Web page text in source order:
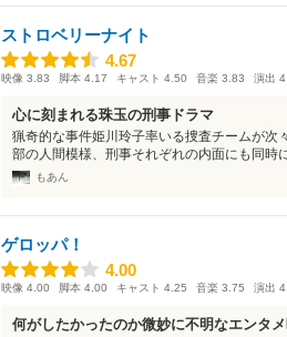
ストロベリーナイト
4.67
4.67
映像 3.83 脚本 4.17 キャスト 4.50 音楽 3.83 演出
心に刻まれる珠玉の刑事ドラマ
猟奇的な事件姫川玲子率いる捜査チームが次
部の人間模様、刑事それぞれの内面にも同時
もあん
ゲロッパ！
4.00
4.00
映像 4.00 脚本 4.00 キャスト 4.25 音楽 3.75 演出
何がしたかったのか微妙に不明なエンタメ